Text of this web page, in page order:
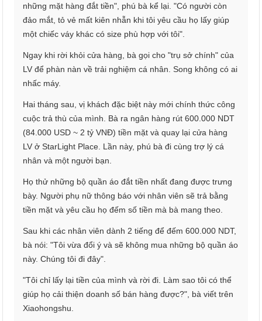
những mặt hàng đắt tiền", phú bà kể lại. "Có người còn
đảo mắt, tỏ vẻ mất kiên nhẫn khi tôi yêu cầu họ lấy giúp
một chiếc váy khác có size phù hợp với tôi".
Ngay khi rời khỏi cửa hàng, bà gọi cho "trụ sở chính" của
LV để phàn nàn về trải nghiệm cá nhân. Song không có ai
nhấc máy.
Hai tháng sau, vị khách đặc biệt này mới chính thức công
cuộc trả thù của mình. Bà ra ngân hàng rút 600.000 NDT
(84.000 USD ~ 2 tỷ VNĐ) tiền mặt và quay lại cửa hàng
LV ở StarLight Place. Lần này, phú bà đi cùng trợ lý cá
nhân và một người bạn.
Họ thử những bộ quần áo đắt tiền nhất đang được trưng
bày. Người phụ nữ thông báo với nhân viên sẽ trả bằng
tiền mặt và yêu cầu họ đếm số tiền mà bà mang theo.
Sau khi các nhân viên dành 2 tiếng để đếm 600.000 NDT,
bà nói: "Tôi vừa đổi ý và sẽ không mua những bộ quần áo
này. Chúng tôi đi đây".
"Tôi chỉ lấy lại tiền của mình và rời đi. Làm sao tôi có thể
giúp họ cải thiện doanh số bán hàng được?", bà viết trên
Xiaohongshu.